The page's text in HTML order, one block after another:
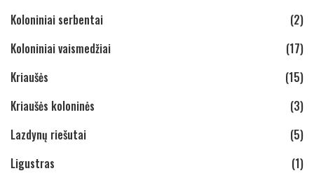
Koloniniai serbentai
(2)
Koloniniai vaismedžiai
(17)
Kriaušės
(15)
Kriaušės koloninės
(3)
Lazdynų riešutai
(5)
Ligustras
(1)